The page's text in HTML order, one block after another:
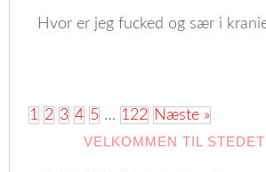
Hvor er jeg fucked og sær i
1 2 3 4 5 … 122 Næste »
VELKOMMEN TIL